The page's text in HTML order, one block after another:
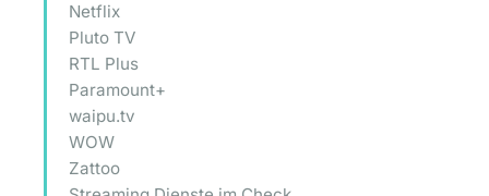
Netflix
Pluto TV
RTL Plus
Paramount+
waipu.tv
WOW
Zattoo